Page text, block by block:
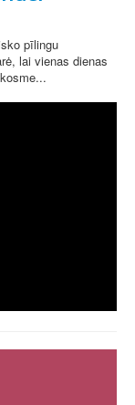
pīlingu
lai vienas dienas